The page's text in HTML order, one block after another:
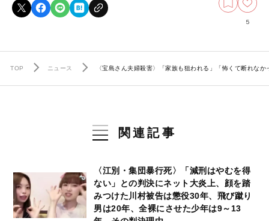
5
TOP ニュース 〈宝島さん夫婦殺害〉「家族も狙われる」「怖くて断れな
関連記事
〈江別・集団暴行死〉「減刑はやむを得
ない」との判決にネット大炎上、顔を踏
みつけた川村被告は懲役30年、飛び蹴り
男は20年、全裸にさせた少年は9～13